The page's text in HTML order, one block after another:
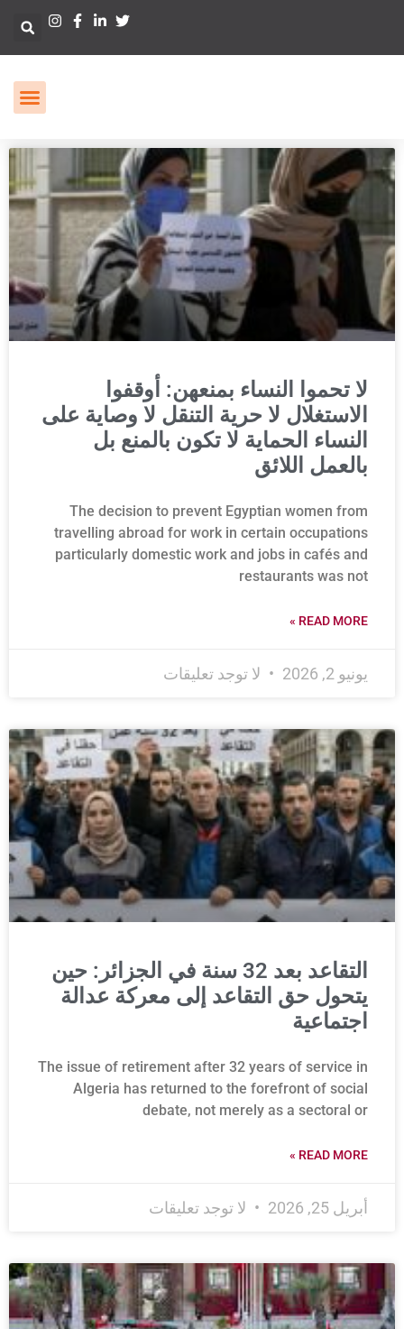
لا تحموا النساء بمنعهن: أوقفوا
الاستغلال لا حرية التنقل لا وصاية على
النساء الحماية لا تكون بالمنع بل
بالعمل اللائق
The decision to prevent Egyptian women from
travelling abroad for work in certain occupations
particularly domestic work and jobs in cafés and
restaurants was not
READ MORE »
يونيو 2, 2026 لا توجد تعليقات
التقاعد بعد 32 سنة في الجزائر: حين
يتحول حق التقاعد إلى معركة عدالة
اجتماعية
The issue of retirement after 32 years of service in
Algeria has returned to the forefront of social
debate, not merely as a sectoral or
READ MORE »
أبريل 25, 2026 لا توجد تعليقات